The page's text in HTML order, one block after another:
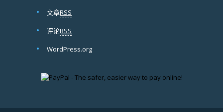
文章RSS
评论RSS
WordPress.org